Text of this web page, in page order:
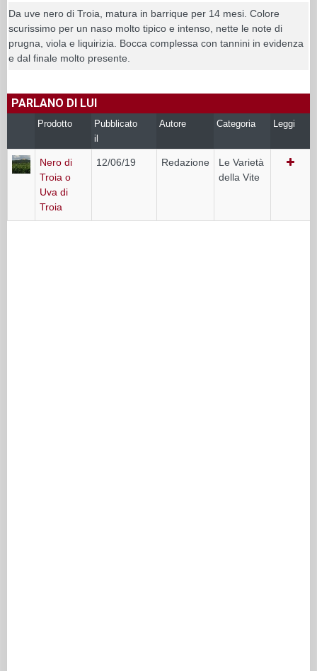
Da uve nero di Troia, matura in barrique per 14 mesi. Colore
scurissimo per un naso molto tipico e intenso, nette le note di
prugna, viola e liquirizia. Bocca complessa con tannini in evidenza
e dal finale molto presente.
PARLANO DI LUI
Prodotto
Pubblicato
il
Autore Categoria Leggi
Nero di
Troia o
Uva di
Troia
12/06/19 Redazione
Le Varietà
della Vite